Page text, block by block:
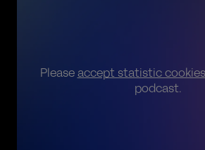
Pleaseaccept statistic cookies
podcast.